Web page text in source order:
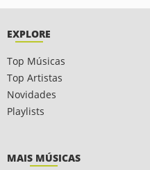
EXPLORE
Top Músicas
Top Artistas
Novidades
Playlists
MAIS MÚSICAS